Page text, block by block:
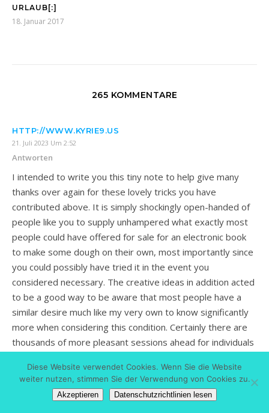
URLAUB[:]
18. Januar 2017
265 KOMMENTARE
HTTP://WWW.KYRIE9.US
21. Juli 2023 Um 2:52
Antworten
I intended to write you this tiny note to help give many
thanks over again for these lovely tricks you have
contributed above. It is simply shockingly open-handed of
people like you to supply unhampered what exactly most
people could have offered for sale for an electronic book
to make some dough on their own, most importantly since
you could possibly have tried it in the event you
considered necessary. The creative ideas in addition acted
to be a good way to be aware that most people have a
similar desire much like my very own to know significantly
more when considering this condition. Certainly there are
thousands of more pleasant sessions ahead for individuals
Diese Website verwendet Cookies. Wenn Sie die Website
weiter nutzen, stimmen Sie der Verwendung von Cookies zu.
Akzeptieren Datenschutzrichtlinien lesen